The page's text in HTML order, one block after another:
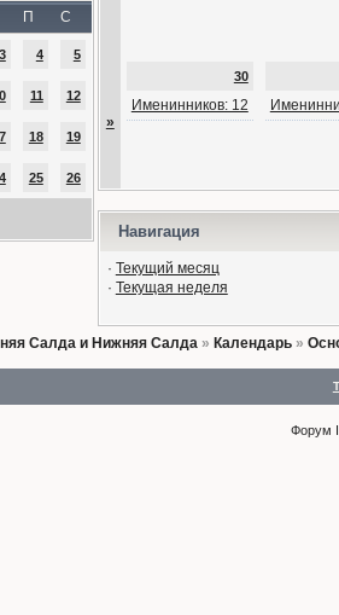
П С
3 4 5
11 12
18 19
25 26
»
30
Именинников: 12
Навигация
· Текущий месяц
· Текущая неделя
Салда и Нижняя Салда» Календарь»
Форум